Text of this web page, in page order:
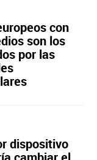
con
son los
por las
dispositivo